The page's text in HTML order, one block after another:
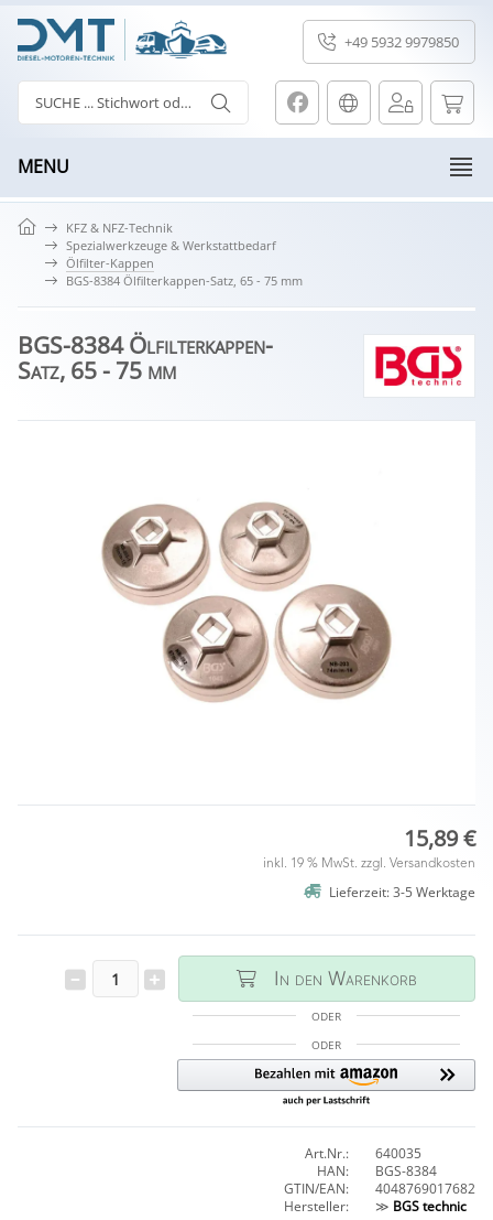
+49 5932 9979850
MENU
KFZ & NFZ-Technik
Spezialwerkzeuge & Werkstattbedarf
Ölfilter-Kappen
BGS-8384 Ölfilterkappen-Satz, 65 - 75 mm
BGS-8384 Ölfilterkappen-
Satz, 65 - 75 mm
15,89 €
inkl. 19 % MwSt. zzgl. Versandkosten
Lieferzeit: 3-5 Werktage
In den Warenkorb
ODER
ODER
Art.Nr.:
640035
HAN:
BGS-8384
GTIN/EAN:
4048769017682
Hersteller:
≫ BGS technic